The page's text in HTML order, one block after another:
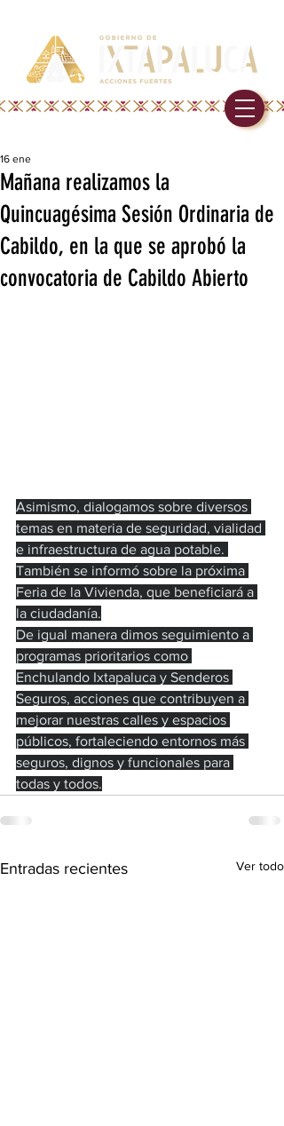
Mañana realizamos la
Quincuagésima Sesión Ordinaria de
Cabildo, en la que se aprobó la
convocatoria de Cabildo Abierto
16 ene
Asimismo, dialogamos sobre diversos
temas en materia de seguridad, vialidad
e infraestructura de agua potable.
También se informó sobre la próxima
Feria de la Vivienda, que beneficiará a
la ciudadanía.
De igual manera dimos seguimiento a
programas prioritarios como
Enchulando Ixtapaluca y Senderos
Seguros, acciones que contribuyen a
mejorar nuestras calles y espacios
públicos, fortaleciendo entornos más
seguros, dignos y funcionales para
todas y todos.
Entradas recientes Ver todo